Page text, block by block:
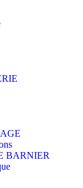
BARNIER